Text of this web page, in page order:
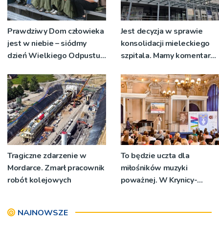
Prawdziwy Dom człowieka
jest w niebie – siódmy
dzień Wielkiego Odpustu
Jest decyzja w sprawie
konsolidacji mieleckiego
szpitala. Mamy komentarz
Tragiczne zdarzenie w
Mordarce. Zmarł pracownik
robót kolejowych
To będzie uczta dla
miłośników muzyki
poważnej. W Krynicy-
[PLAKAT]
NAJNOWSZE